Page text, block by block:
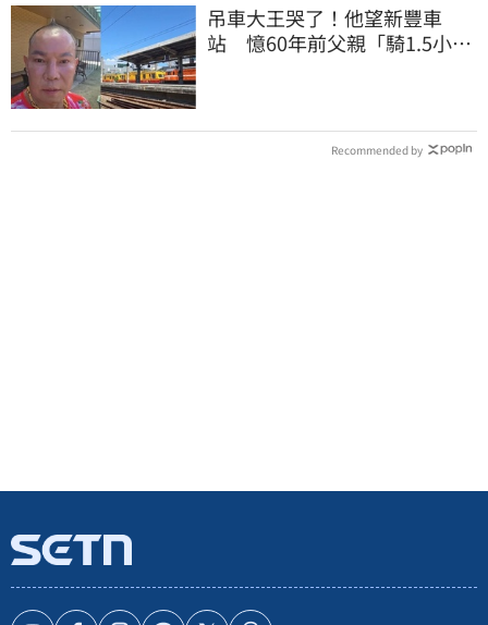
吊車大王哭了！他望新豐車
站 憶60年前父親「騎1.5小時
Recommended by